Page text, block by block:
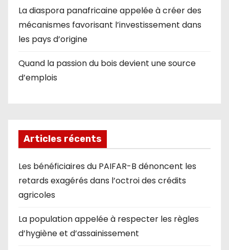
La diaspora panafricaine appelée à créer des
mécanismes favorisant l’investissement dans
les pays d’origine
Quand la passion du bois devient une source
d’emplois
Articles récents
Les bénéficiaires du PAIFAR-B dénoncent les
retards exagérés dans l’octroi des crédits
agricoles
La population appelée à respecter les règles
d’hygiène et d’assainissement